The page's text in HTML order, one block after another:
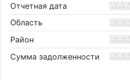
Отчетная дата
Область
Район
Сумма задолженности